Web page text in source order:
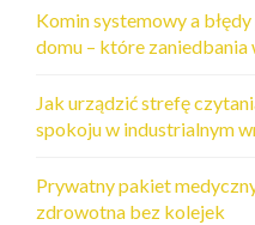
a
c
h
Komin systemowy a
domu – które
Jak urządzić strefę
spokoju w industrialnym
Prywatny pakiet
zdrowotna bez kolejek